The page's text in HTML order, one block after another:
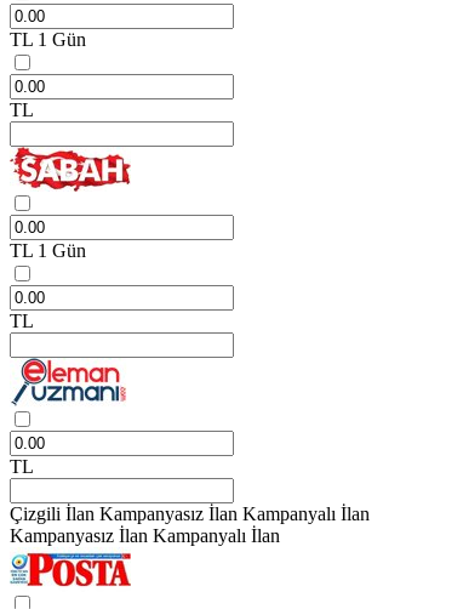
TL 1 Gün
TL
TL 1 Gün
TL
TL
Çizgili İlan Kampanyasız İlan Kampanyalı İlan
Kampanyasız İlan Kampanyalı İlan